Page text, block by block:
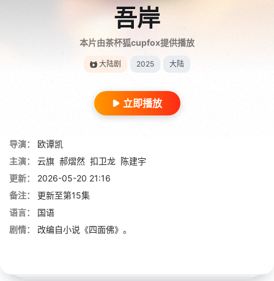
吾岸
本片由茶杯狐cupfox提供播放
大陆剧 2025 大陆
立即播放
导演：
欧谭凯
主演：
云旗 郝熠然 扣卫龙 陈建宇
更新：
2026-05-20 21:16
备注：
更新至第15集
语言：
国语
剧情：
改编自小说《四面佛》。